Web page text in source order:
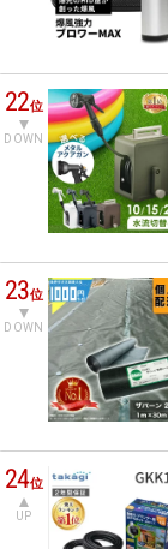
22位
DOWN
23位
DOWN
24位
UP